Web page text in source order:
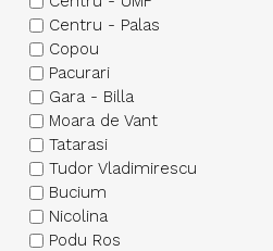
Centru - Palas
Copou
Pacurari
Gara - Billa
Moara de Vant
Tatarasi
Tudor Vladimirescu
Bucium
Nicolina
Podu Ros